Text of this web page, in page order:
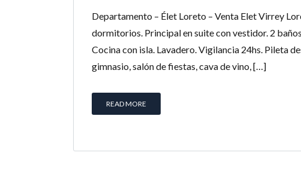
Departamento – Élet Loreto – Venta Elet Virrey
dormitorios. Principal en suite con vestidor. 2
Cocina con isla. Lavadero. Vigilancia 24hs. Pileta
gimnasio, salón de fiestas, cava de vino, […]
READ MORE